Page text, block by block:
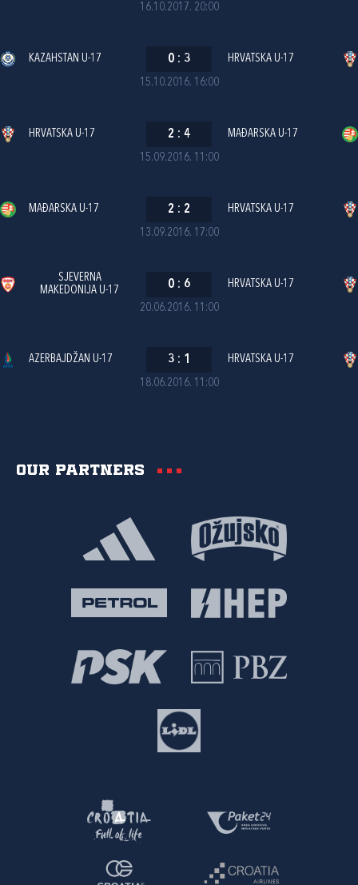
16.10.2017. 20:00
15.10.2016. 16:00
KAZAHSTAN U-17 0 : 3 HRVATSKA U-17
15.09.2016. 11:00
HRVATSKA U-17 2 : 4 MAĐARSKA U-17
13.09.2016. 17:00
MAĐARSKA U-17 2 : 2 HRVATSKA U-17
20.06.2016. 11:00
SJEVERNA
MAKEDONIJA U-17
0 : 6 HRVATSKA U-17
18.06.2016. 11:00
AZERBAJDŽAN U-17 3 : 1 HRVATSKA U-17
Our partners